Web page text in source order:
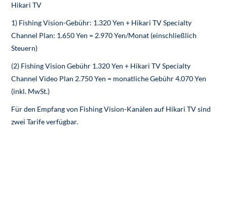
Hikari TV
1) Fishing Vision-Gebühr: 1.320 Yen + Hikari TV Specialty
Channel Plan: 1.650 Yen = 2.970 Yen/Monat (einschließlich
Steuern)
(2) Fishing Vision Gebühr 1.320 Yen + Hikari TV Specialty
Channel Video Plan 2.750 Yen = monatliche Gebühr 4.070 Yen
(inkl. MwSt.)
Für den Empfang von Fishing Vision-Kanälen auf Hikari TV sind
zwei Tarife verfügbar.